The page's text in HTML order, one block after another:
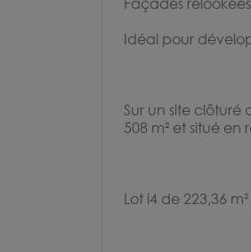
Façades
Idéal pour
Sur un site clôturé
508 m² et situé en
Lot i4 de 223,36